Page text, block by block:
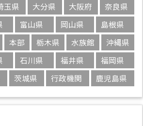
玉県 大分県 大阪府
奈良県
富山県 岡山県
島根県
本部 栃木県 水族館
沖縄県
石川県 福井県
福岡県
茨城県 行政機関 鹿児島県